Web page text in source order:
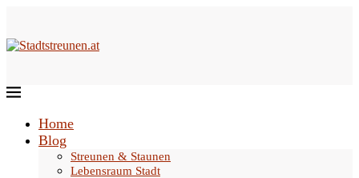
Home
Blog
Streunen & Staunen
Lebensraum Stadt